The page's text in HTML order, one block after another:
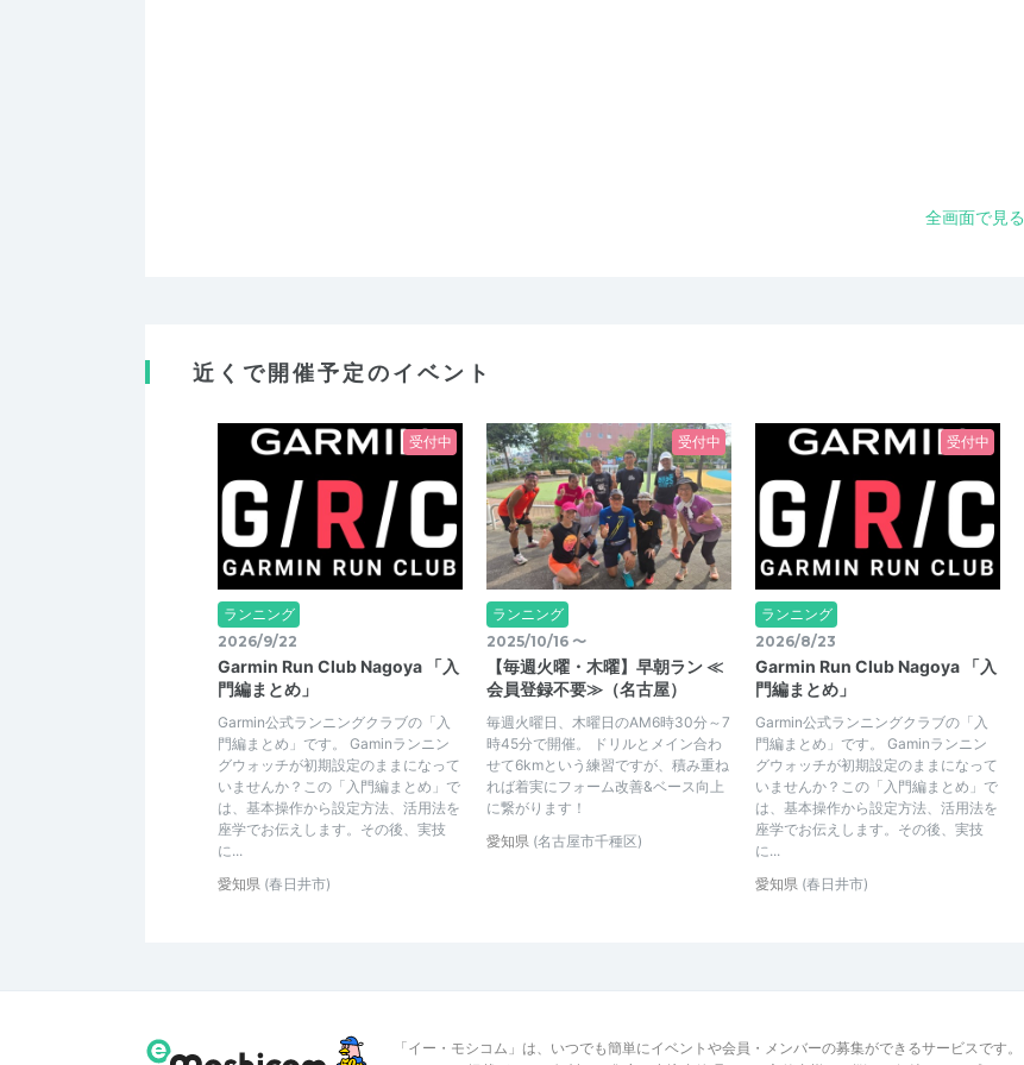
全画面で見る
近くで開催予定のイベント
受付中
ランニング
2026/9/22
Garmin Run Club Nagoya 「入
門編まとめ」
Garmin公式ランニングクラブの「入
門編まとめ」です。 Gaminランニン
グウォッチが初期設定のままになって
いませんか？この「入門編まとめ」で
は、基本操作から設定方法、活用法を
座学でお伝えします。その後、実技
に...
愛知県 (春日井市)
受付中
ランニング
2025/10/16 〜
【毎週火曜・木曜】早朝ラン ≪
会員登録不要≫（名古屋）
毎週火曜日、木曜日のAM6時30分～7
時45分で開催。 ドリルとメイン合わ
せて6kmという練習ですが、積み重ね
れば着実にフォーム改善&ベース向上
に繋がります！
愛知県 (名古屋市千種区)
受付中
ランニング
2026/8/23
Garmin Run Club Nagoya 「入
門編まとめ」
Garmin公式ランニングクラブの「入
門編まとめ」です。 Gaminランニン
グウォッチが初期設定のままになって
いませんか？この「入門編まとめ」で
は、基本操作から設定方法、活用法を
座学でお伝えします。その後、実技
に...
愛知県 (春日井市)
「イー・モシコム」は、いつでも簡単にイベントや会員・メンバーの募集ができるサービスです。